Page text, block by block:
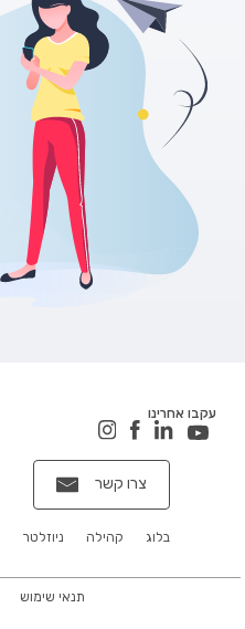
צרו קשר
ניוזלטר קהילה בלוג
עקבו אחרינו
תנאי שימוש